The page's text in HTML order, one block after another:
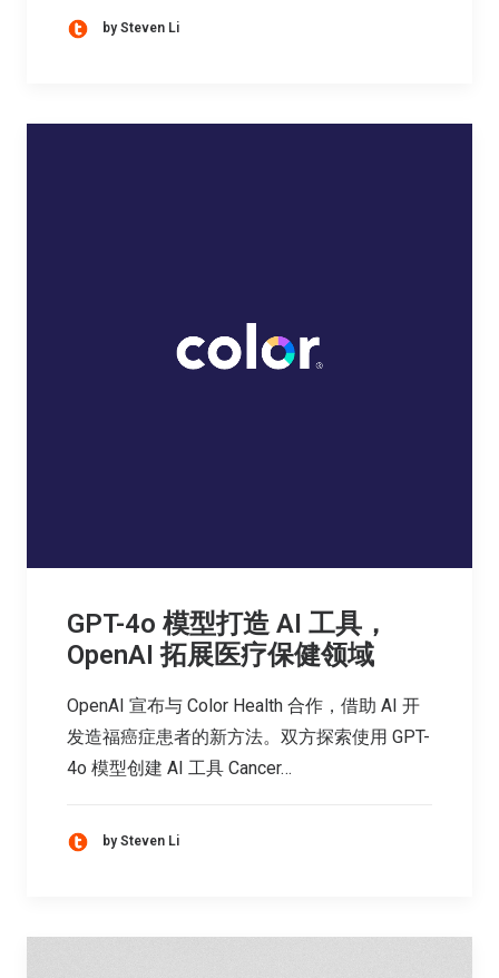
by Steven Li
GPT-4o 模型打造 AI 工具，
OpenAI 拓展医疗保健领域
OpenAI 宣布与 Color Health 合作，借助 AI 开
发造福癌症患者的新方法。双方探索使用 GPT-
4o 模型创建 AI 工具 Cancer…
by Steven Li